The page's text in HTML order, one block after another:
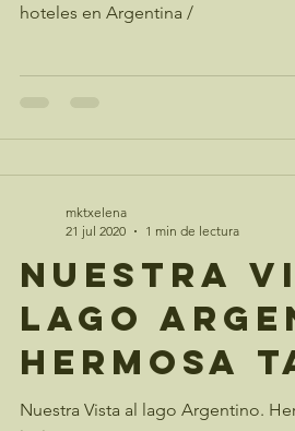
hoteles en Argentina /
Nuestra
lago
Hermosa
de
Nuestra Vista al lago Argentino.
mktxelena
21 jul 2020
1 min de lectura